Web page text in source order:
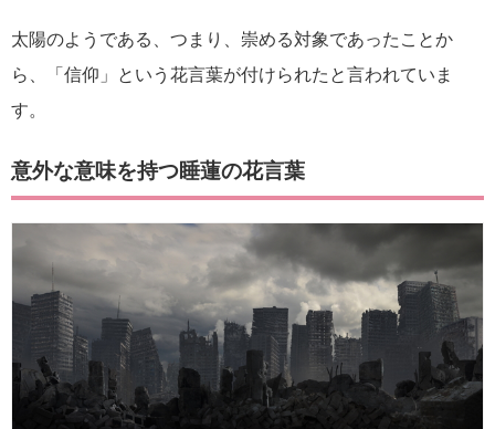
太陽のようである、つまり、崇める対象であったことか
ら、「信仰」という花言葉が付けられたと言われていま
す。
意外な意味を持つ睡蓮の花言葉